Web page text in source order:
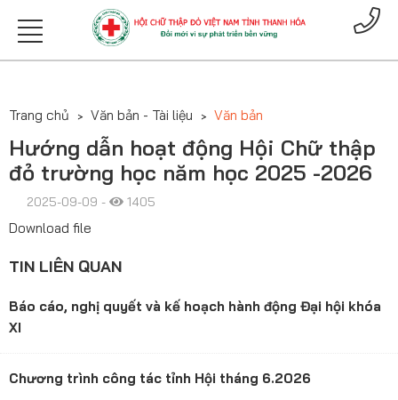
Trang chủ Văn bản - Tài liệu Văn bản
Hướng dẫn hoạt động Hội Chữ thập
đỏ trường học năm học 2025 -2026
2025-09-09 - 1405
Download file
TIN LIÊN QUAN
Báo cáo, nghị quyết và kế hoạch hành động Đại hội khóa
XI
Chương trình công tác tỉnh Hội tháng 6.2026